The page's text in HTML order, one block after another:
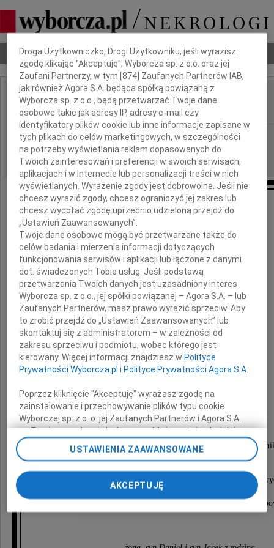
Nekrologi Odeszli Poradnik pogrzebowy
IMIĘ I NAZWISKO: Leopold Perka
REGION: Katowice
DATA EMISJI: 19.04.2011
Dziękujemy z całego serca Wszystkim,
którzy okazali współczucie i wsparli nas
w trudnych chwilach po śmierci
Leopolda Perka
Dziękujemy
Rodzinie, Przyjaciołom, Znajomym,
Uczniom, Sąsiadom,
którzy uczestniczyli w uroczystościach
również Wszystkim,
którzy zapewnili godną oprawę uroczystości
Dbamy o Twoją prywatność
Droga Użytkowniczko, Drogi Użytkowniku, jeśli wyrazisz
zgodę klikając "Akceptuję", Wyborcza sp. z o.o. oraz jej
Zaufani Partnerzy, w tym [874 ] Zaufanych Partnerów IAB,
jak również Agora S.A. będąca spółką powiązaną z
Wyborcza sp. z o.o., będą przetwarzać Twoje dane
osobowe takie jak adresy IP, adresy e-mail czy
identyfikatory plików cookie lub inne informacje zapisane w
tych plikach do celów marketingowych, w szczególności
na potrzeby wyświetlania reklam dopasowanych do
Twoich zainteresowań i preferencji w swoich serwisach,
aplikacjach i w Internecie lub personalizacji treści w nich
wyświetlanych. Wyrażenie zgody jest dobrowolne. Jeśli nie
chcesz wyrazić zgody, chcesz ograniczyć jej zakres lub
chcesz wycofać zgodę uprzednio udzieloną przejdź do
„Ustawień Zaawansowanych”.
Twoje dane osobowe mogą być przetwarzane także do
celów badania i mierzenia informacji dotyczących
funkcjonowania serwisów i aplikacji lub łączone z danymi
dot. świadczonych Tobie usług. Jeśli podstawą
przetwarzania Twoich danych jest uzasadniony interes
Wyborcza sp. z o.o., jej spółki powiązanej – Agora S.A. – lub
Zaufanych Partnerów, masz prawo wyrazić sprzeciw. Aby
to zrobić przejdź do „Ustawień Zaawansowanych” lub
skontaktuj się z administratorem – w zależności od
zakresu sprzeciwu i podmiotu, wobec którego jest
kierowany. Więcej informacji znajdziesz w Polityce
Prywatności Wyborcza.pl i Polityce Prywatności Agora S.A.
Poprzez kliknięcie "Akceptuję" wyrażasz zgodę na
zainstalowanie i przechowywanie plików typu cookie
Wyborczej sp. z o. o. jej Zaufanych Partnerów i Agora S.A.
na Twoim urządzeniu końcowym. Możesz też w każdej
chwili zmienić swoje preferencje dot. plików cookie,
ponownie wywołując narzędzie do zarządzania Twoimi
odnośnik „Ustawienia prywatności” w stopce serwisu i
przechodząc do sekcji „Ustawienia zaawansowane”.
USTAWIENIA ZAAWANSOWANE
AKCEPTUJĘ